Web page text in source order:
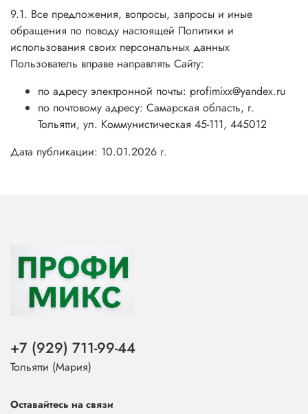
9.1. Все предложения, вопросы, запросы и иные
обращения по поводу настоящей Политики и
использования своих персональных данных
Пользователь вправе направлять Сайту:
по адресу электронной почты: profimixx@yandex.ru
по почтовому адресу: Самарская область, г.
Тольятти, ул. Коммунистическая 45-111, 445012
Дата публикации: 10.01.2026 г.
+7 (929) 711-99-44
Тольятти (Мария)
Оставайтесь на связи